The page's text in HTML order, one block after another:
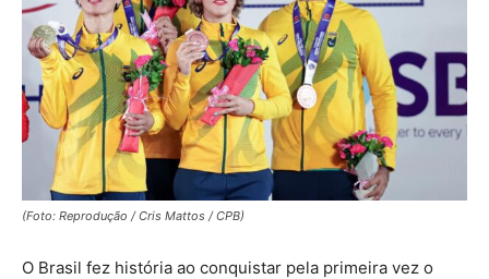
(Foto: Reprodução / Cris Mattos / CPB)
O Brasil fez história ao conquistar pela primeira vez o